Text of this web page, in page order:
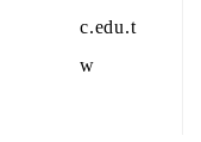
c.edu.t
w